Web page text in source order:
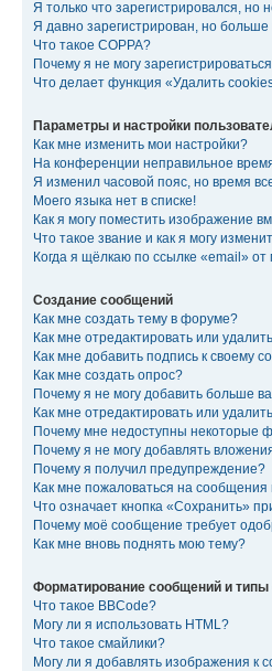
Я только что зарегистрировался, но
Я давно зарегистрирован, но больше
Что такое COPPA?
Почему я не могу
Что делает функция «Удалить
Параметры и настройки
Как мне изменить мои настройки?
На конференции неправильное
Я изменил часовой пояс, но время
Моего языка нет в списке!
Как я могу поместить изображение
Что такое звание и как я могу
Когда я щёлкаю по ссылке «email»
Создание сообщений
Как мне создать тему в форуме?
Как мне отредактировать или
Как мне добавить подпись к своему
Как мне создать опрос?
Почему я не могу добавить больше
Как мне отредактировать или
Почему мне недоступны некоторые
Почему я не могу добавлять
Почему я получил предупреждение?
Как мне пожаловаться на
Что означает кнопка «Сохранить»
Почему моё сообщение требует
Как мне вновь поднять мою тему?
Форматирование сообщений и
Что такое BBCode?
Могу ли я использовать HTML?
Что такое смайлики?
Могу ли я добавлять изображения к